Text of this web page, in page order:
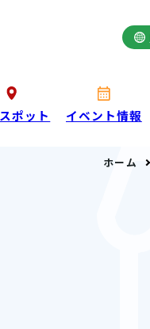
ポット イベント情報
ホーム